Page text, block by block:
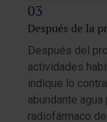
Después de la
Después del
actividades
indique lo
abundante
radiofármaco